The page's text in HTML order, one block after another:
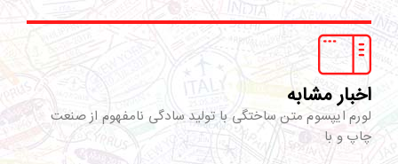
اخبار مشابه
لورم ایپسوم متن ساختگی با تولید سادگی نامفهوم از صنعت
چاپ و با